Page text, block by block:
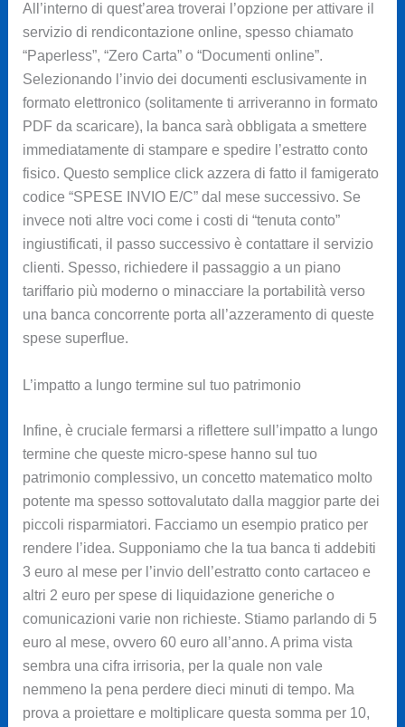
All’interno di quest’area troverai l’opzione per attivare il
servizio di rendicontazione online, spesso chiamato
“Paperless”, “Zero Carta” o “Documenti online”.
Selezionando l’invio dei documenti esclusivamente in
formato elettronico (solitamente ti arriveranno in formato
PDF da scaricare), la banca sarà obbligata a smettere
immediatamente di stampare e spedire l’estratto conto
fisico. Questo semplice click azzera di fatto il famigerato
codice “SPESE INVIO E/C” dal mese successivo. Se
invece noti altre voci come i costi di “tenuta conto”
ingiustificati, il passo successivo è contattare il servizio
clienti. Spesso, richiedere il passaggio a un piano
tariffario più moderno o minacciare la portabilità verso
una banca concorrente porta all’azzeramento di queste
spese superflue.
L’impatto a lungo termine sul tuo patrimonio
Infine, è cruciale fermarsi a riflettere sull’impatto a lungo
termine che queste micro-spese hanno sul tuo
patrimonio complessivo, un concetto matematico molto
potente ma spesso sottovalutato dalla maggior parte dei
piccoli risparmiatori. Facciamo un esempio pratico per
rendere l’idea. Supponiamo che la tua banca ti addebiti
3 euro al mese per l’invio dell’estratto conto cartaceo e
altri 2 euro per spese di liquidazione generiche o
comunicazioni varie non richieste. Stiamo parlando di 5
euro al mese, ovvero 60 euro all’anno. A prima vista
sembra una cifra irrisoria, per la quale non vale
nemmeno la pena perdere dieci minuti di tempo. Ma
prova a proiettare e moltiplicare questa somma per 10,